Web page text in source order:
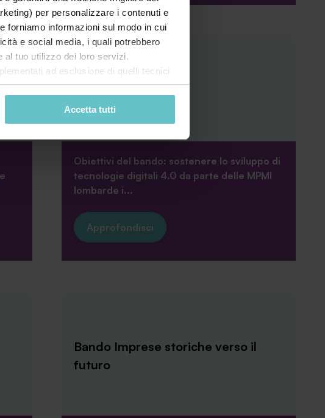
per personalizzare i contenuti e
forniamo informazioni sul modo in cui
e social media, i quali potrebbero
al tuo utilizzo dei loro servizi.
ad esclusione di quelli tecnici
invece accetterai di implementare tutti i
Accetta tutti
Obiettivi del bando: sostenere lo sviluppo di
tecnologie digitali 4.0 da parte delle MPMI
lombarde i...
Approfondisci
Bando Imprese storiche verso il
futuro